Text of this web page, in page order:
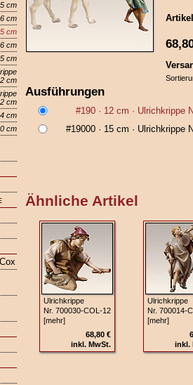
cm
cm
cm
cm
cm
cm
cm
cm
cm
Ausführungen
#190· 12 cm · Ulrichkrippe
#19000· 15 cm · Ulrichkrippe
Ähnliche Artikel
Ulrichkrippe
Nr. 700030‑COL‑12
[mehr]
68,80 €
inkl. MwSt.
Ulrichkrippe
Nr.
[mehr]
inkl.